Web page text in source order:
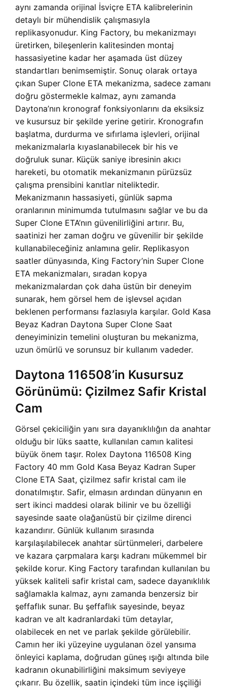
aynı zamanda orijinal İsviçre ETA kalibrelerinin
detaylı bir mühendislik çalışmasıyla
replikasyonudur. King Factory, bu mekanizmayı
üretirken, bileşenlerin kalitesinden montaj
hassasiyetine kadar her aşamada üst düzey
standartları benimsemiştir. Sonuç olarak ortaya
çıkan Super Clone ETA mekanizma, sadece zamanı
doğru göstermekle kalmaz, aynı zamanda
Daytona’nın kronograf fonksiyonlarını da eksiksiz
ve kusursuz bir şekilde yerine getirir. Kronografın
başlatma, durdurma ve sıfırlama işlevleri, orijinal
mekanizmalarla kıyaslanabilecek bir his ve
doğruluk sunar. Küçük saniye ibresinin akıcı
hareketi, bu otomatik mekanizmanın pürüzsüz
çalışma prensibini kanıtlar niteliktedir.
Mekanizmanın hassasiyeti, günlük sapma
oranlarının minimumda tutulmasını sağlar ve bu da
Super Clone ETA’nın güvenilirliğini artırır. Bu,
saatinizi her zaman doğru ve güvenilir bir şekilde
kullanabileceğiniz anlamına gelir. Replikasyon
saatler dünyasında, King Factory’nin Super Clone
ETA mekanizmaları, sıradan kopya
mekanizmalardan çok daha üstün bir deneyim
sunarak, hem görsel hem de işlevsel açıdan
beklenen performansı fazlasıyla karşılar. Gold Kasa
Beyaz Kadran Daytona Super Clone Saat
deneyiminizin temelini oluşturan bu mekanizma,
uzun ömürlü ve sorunsuz bir kullanım vadeder.
Daytona 116508’in Kusursuz
Görünümü: Çizilmez Safir Kristal
Cam
Görsel çekiciliğin yanı sıra dayanıklılığın da anahtar
olduğu bir lüks saatte, kullanılan camın kalitesi
büyük önem taşır. Rolex Daytona 116508 King
Factory 40 mm Gold Kasa Beyaz Kadran Super
Clone ETA Saat, çizilmez safir kristal cam ile
donatılmıştır. Safir, elmasın ardından dünyanın en
sert ikinci maddesi olarak bilinir ve bu özelliği
sayesinde saate olağanüstü bir çizilme direnci
kazandırır. Günlük kullanım sırasında
karşılaşılabilecek anahtar sürtünmeleri, darbelere
ve kazara çarpmalara karşı kadranı mükemmel bir
şekilde korur. King Factory tarafından kullanılan bu
yüksek kaliteli safir kristal cam, sadece dayanıklılık
sağlamakla kalmaz, aynı zamanda benzersiz bir
şeffaflık sunar. Bu şeffaflık sayesinde, beyaz
kadran ve alt kadranlardaki tüm detaylar,
olabilecek en net ve parlak şekilde görülebilir.
Camın her iki yüzeyine uygulanan özel yansıma
önleyici kaplama, doğrudan güneş ışığı altında bile
kadranın okunabilirliğini maksimum seviyeye
çıkarır. Bu özellik, saatin içindeki tüm ince işçiliği